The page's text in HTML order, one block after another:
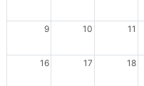
9 10 11
16 17 18